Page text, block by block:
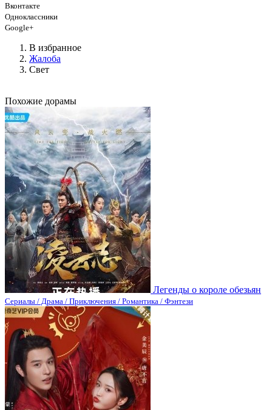
Вконтакте
Одноклассники
Google+
В избранное
Жалоба
Свет
Похожие дорамы
Легенды о короле обезьян
Сериалы / Драма / Приключения / Романтика / Фэнтези